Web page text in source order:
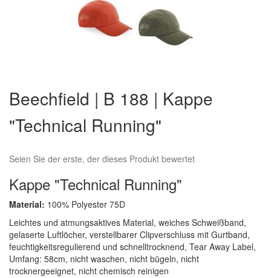
der
Bildergalerie
springen
Beechfield | B 188 | Kappe
"Technical Running"
Seien Sie der erste, der dieses Produkt bewertet
Kappe "Technical Running"
Material: 100% Polyester 75D
Leichtes und atmungsaktives Material, weiches Schweißband,
gelaserte Luftlöcher, verstellbarer Clipverschluss mit Gurtband,
feuchtigkeitsregulierend und schnelltrocknend, Tear Away Label,
Umfang: 58cm, nicht waschen, nicht bügeln, nicht
trocknergeeignet, nicht chemisch reinigen